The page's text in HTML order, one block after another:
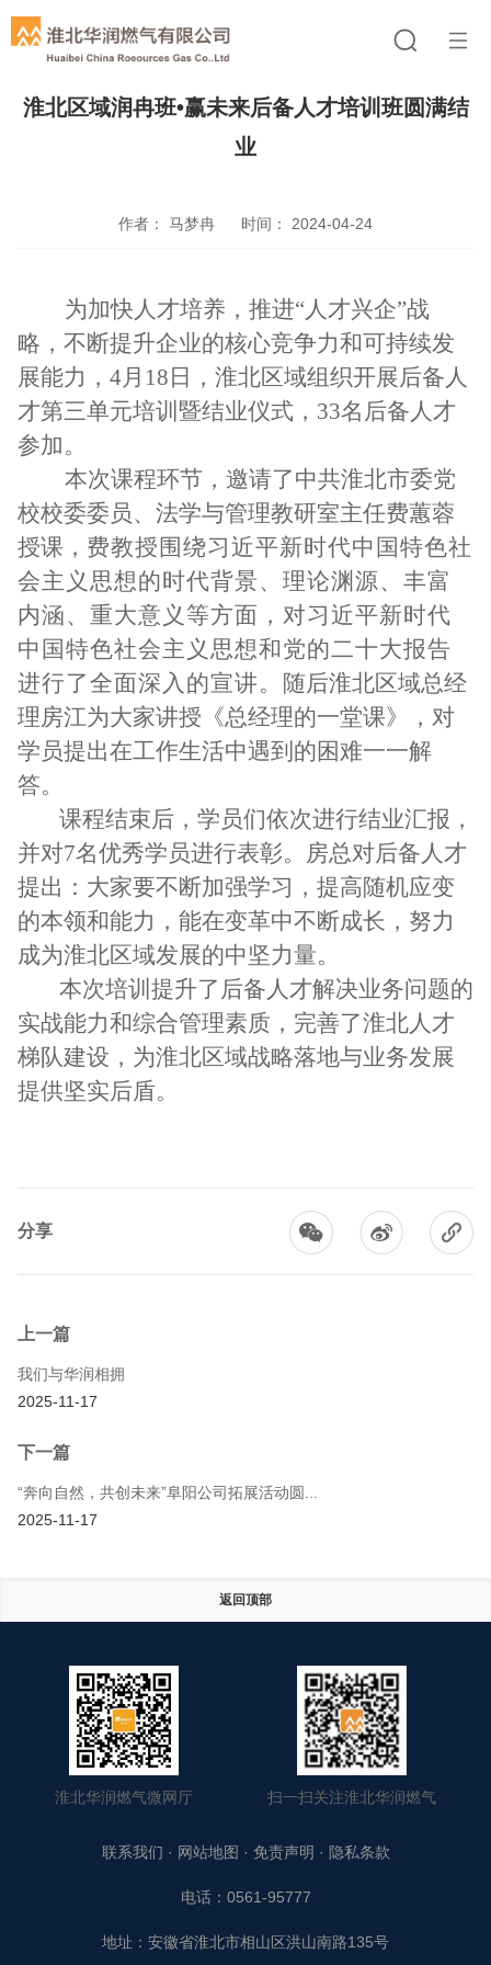
淮北区域润冉班•赢未来后备人才培训班圆满结
业
作者： 马梦冉 时间： 2024-04-24
为加快人才培养，推进“人才兴企”战
略，不断提升企业的核心竞争力和可持续发
展能力，4月18日，淮北区域组织开展后备人
才第三单元培训暨结业仪式， 33名后备人才
参加。
本次课程环节，邀请了中共淮北市委党
校校委委员、法学与管理教研室主任费蕙蓉
授课 ， 费教授围绕习近平新时代中国特色社
会主义思想的时代背景、理论渊源、丰富
内涵、重大意义 等方面，对习近平新时代
中国特色社会主义思想和党的二十大报告
进行了全面深入的宣讲。 随后淮北区域总经
理房江为大家讲授 《总经理的一堂课》， 对
学员提出在工作生活中遇到的困难一一解
答。
课程结束后， 学员们依次进行结业汇报，
并对7名优秀学员进行表彰。 房总对后备人才
提出：大家要不断加强学习，提高随机应变
的本领和能力，能在变革中不断成长，努力
成为淮北区域发展的中坚力量。
本次培训提升了后备人才解决业务问题的
实战能力和综合管理素质， 完善了淮北人才
梯队建设，为淮北区域战略落地与业务发展
提供坚实后盾。
分享
上一篇
我们与华润相拥
2025-11-17
下一篇
“奔向自然，共创未来”阜阳公司拓展活动圆...
2025-11-17
返回顶部
淮北华润燃气微网厅 扫一扫关注淮北华润燃气
联系我们 · 网站地图 · 免责声明 · 隐私条款
电话：0561-95777
地址：安徽省淮北市相山区洪山南路135号